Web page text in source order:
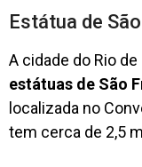
Estátua de
A cidade do Rio
estátuas de São
localizada no
tem cerca de 2,5